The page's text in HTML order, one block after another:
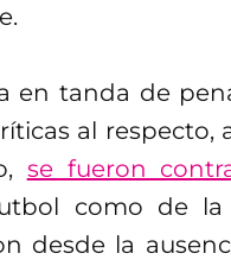
en tanda de
al respecto,
se fueron
como de
desde la